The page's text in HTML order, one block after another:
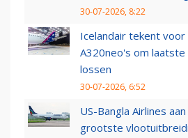
30-07-2026, 8:22
Icelandair tekent
A320neo's om
lossen
30-07-2026, 6:52
US-Bangla Airlines
grootste